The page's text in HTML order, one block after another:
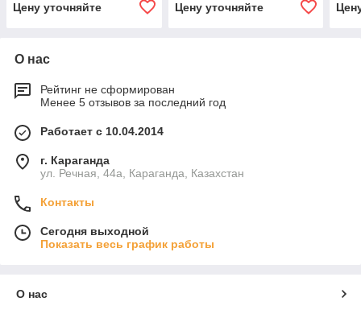
Цену уточняйте
Цену уточняйте
О нас
Рейтинг не сформирован
Менее 5 отзывов за последний год
Работает с 10.04.2014
г. Караганда
ул. Речная, 44а, Караганда, Казахстан
Контакты
Сегодня выходной
Показать весь график работы
О нас